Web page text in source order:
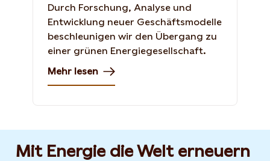
Durch Forschung, Analyse und
Entwicklung neuer Geschäftsmodelle
beschleunigen wir den Übergang zu
einer grünen Energiegesellschaft.
Mehr lesen
Mit Energie die Welt erneuern